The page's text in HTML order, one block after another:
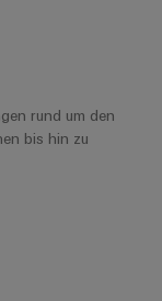
rund um den
bis hin zu